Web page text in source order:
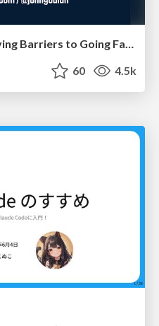
Put a Button on it: Removing Barriers to Going Fast.
60 4.5k